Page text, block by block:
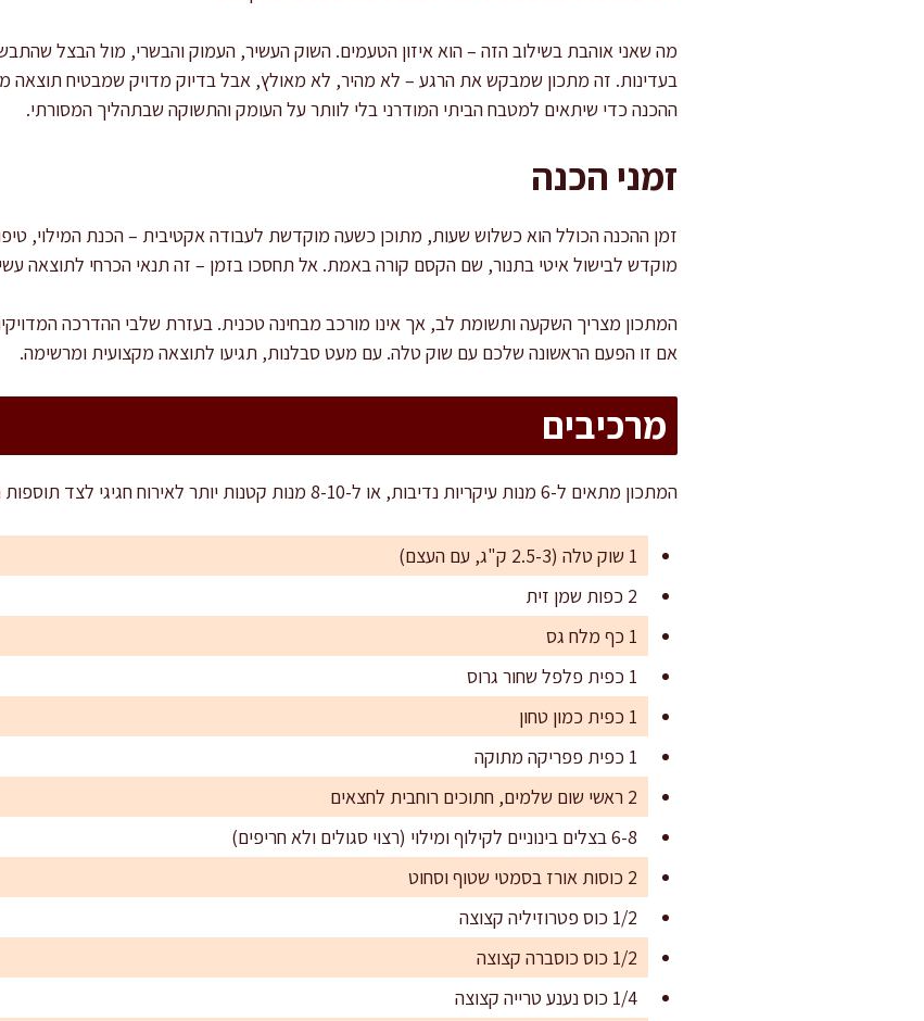
מה שאני אוהבת בשילוב הזה – הוא איזון הטעמים. השוק העשיר, העמוק והבשרי, מול הבצל
בעדינות. זה מתכון שמבקש את הרגע – לא מהיר, לא מאולץ, אבל בדיוק מדויק שמבטיח תוצאה
ההכנה כדי שיתאים למטבח הביתי המודרני בלי לוותר על העומק והתשוקה שבתהליך המסורתי.
זמני הכנה
זמן ההכנה הכולל הוא כשלוש שעות, מתוכן כשעה מוקדשת לעבודה אקטיבית – הכנת המילוי,
מוקדש לבישול איטי בתנור, שם הקסם קורה באמת. אל תחסכו בזמן – זה תנאי הכרחי לתוצאה
המתכון מצריך השקעה ותשומת לב, אך אינו מורכב מבחינה טכנית. בעזרת שלבי ההדרכה
אם זו הפעם הראשונה שלכם עם שוק טלה. עם מעט סבלנות, תגיעו לתוצאה מקצועית ומרשימה.
מרכיבים
המתכון מתאים ל-6 מנות עיקריות נדיבות, או ל-8-10 מנות קטנות יותר לאירוח חגיגי לצד תוספות נוספות.
1 שוק טלה (2.5-3 ק"ג, עם העצם)
2 כפות שמן זית
1 כף מלח גס
1 כפית פלפל שחור גרוס
1 כפית כמון טחון
1 כפית פפריקה מתוקה
2 ראשי שום שלמים, חתוכים רוחבית לחצאים
6-8 בצלים בינוניים לקילוף ומילוי (רצוי סגולים ולא חריפים)
2 כוסות אורז בסמטי שטוף וסחוט
1/2 כוס פטרוזיליה קצוצה
1/2 כוס כוסברה קצוצה
1/4 כוס נענע טרייה קצוצה